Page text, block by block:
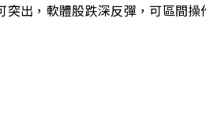
突出，軟體股跌深反彈，可區間操